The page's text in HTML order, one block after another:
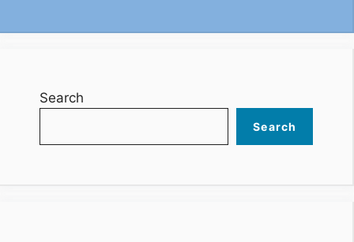
Search
Search